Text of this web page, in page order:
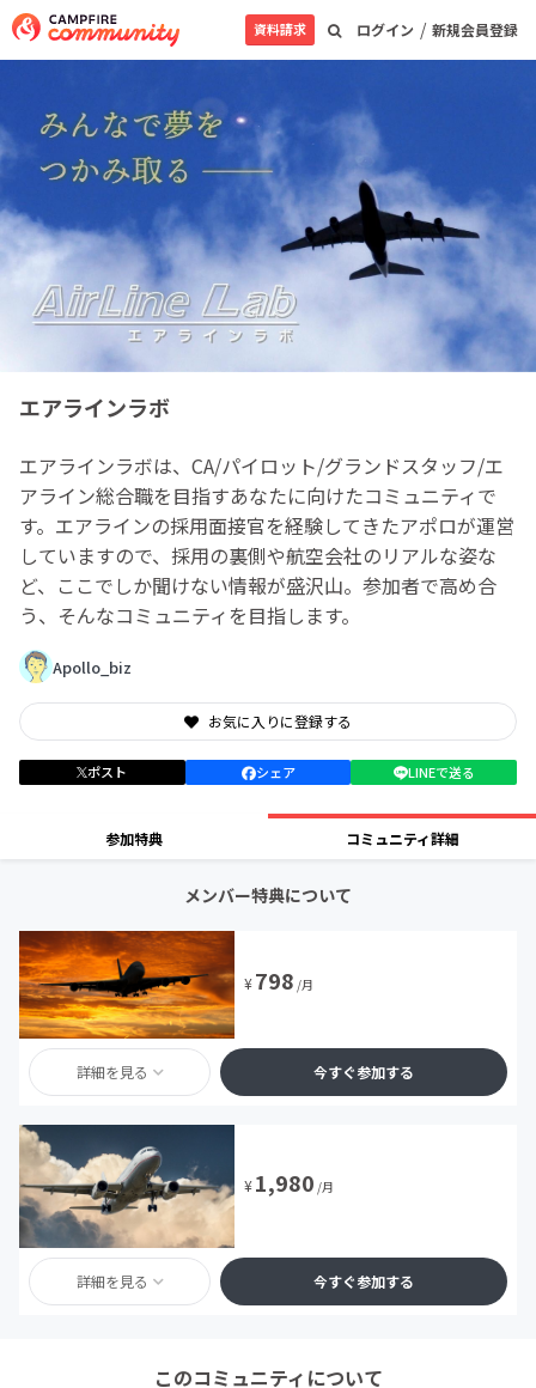
ログイン / 新規会員登録
資料請求
エアラインラボ
エアラインラボは、CA/パイロット/グランドスタッフ/エ
アライン総合職を目指すあなたに向けたコミュニティで
す。エアラインの採用面接官を経験してきたアポロが運営
していますので、採用の裏側や航空会社のリアルな姿な
ど、ここでしか聞けない情報が盛沢山。参加者で高め合
う、そんなコミュニティを目指します。
Apollo_biz
お気に入りに登録する
ポスト シェア LINEで送る
参加特典 コミュニティ詳細
メンバー特典について
¥798 /月
詳細を見る 今すぐ参加する
¥1,980 /月
詳細を見る 今すぐ参加する
このコミュニティについて